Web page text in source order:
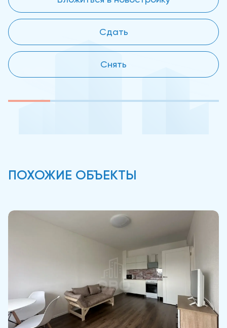
Сдать
Снять
ПОХОЖИЕ ОБЪЕКТЫ